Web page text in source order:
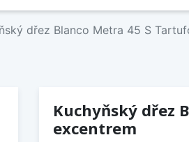
dřez Blanco Metra 45 S
Kuchyňský dřez
excentrem